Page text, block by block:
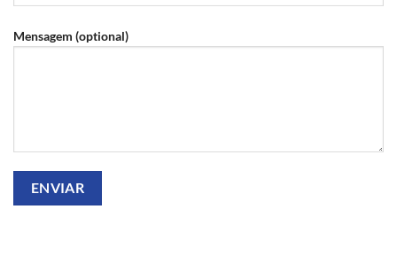
Mensagem (optional)